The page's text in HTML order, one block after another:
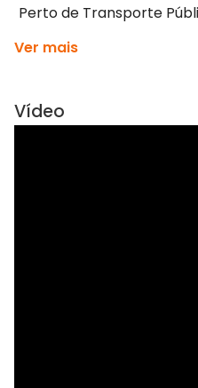
Perto de Transporte
Ver mais
Vídeo